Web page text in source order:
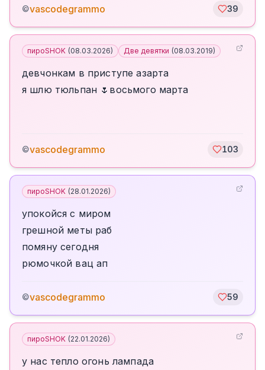
©vascodegrammo 39
пироSHOK (08.03.2026) Две девятки (08.03.2019)
девчонкам в приступе азарта
я шлю тюльпан 🌷восьмого марта
©vascodegrammo 103
пироSHOK (28.01.2026)
упокойся с миром
грешной меты раб
помяну сегодня
рюмочкой вац ап
©vascodegrammo 59
пироSHOK (22.01.2026)
у нас тепло огонь лампада